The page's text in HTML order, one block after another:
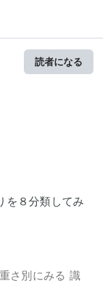
読者になる
を８分類してみ
さ別にみる 識